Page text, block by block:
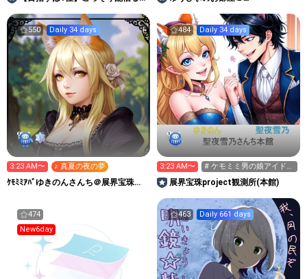
550 Daily 34 days
3:23 AM〜 ♪ 真夏の夜の夢
ｹﾓﾐﾐｱﾊﾞゆきのんさんち＠展界宝珠
484 Daily 34 days
3:23 AM〜
# ケモミミ男の娘アイドル
(自称)
展界宝珠project観測所(本館)
474
New6day
463 Daily 661 days